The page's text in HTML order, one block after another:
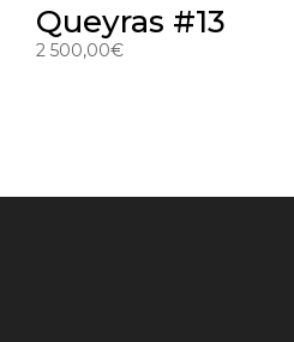
Queyras #13
2 500,00€